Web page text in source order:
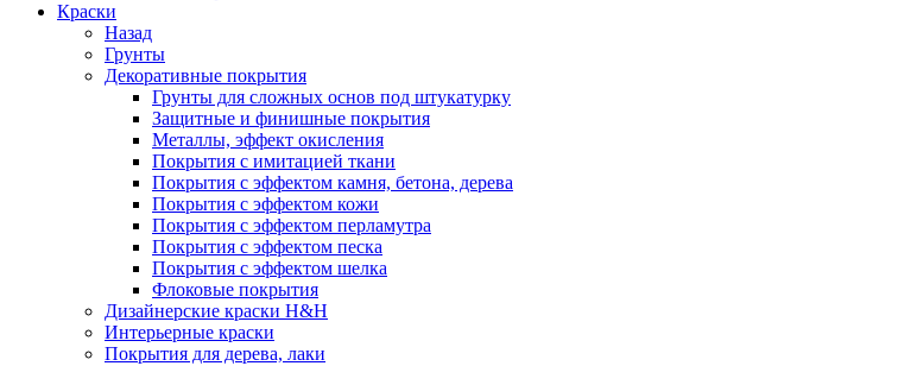
Краски
Назад
Грунты
Декоративные покрытия
Грунты для сложных основ под штукатурку
Защитные и финишные покрытия
Металлы, эффект окисления
Покрытия с имитацией ткани
Покрытия с эффектом камня, бетона, дерева
Покрытия с эффектом кожи
Покрытия с эффектом перламутра
Покрытия с эффектом песка
Покрытия с эффектом шелка
Флоковые покрытия
Дизайнерские краски H&H
Интерьерные краски
Покрытия для дерева, лаки